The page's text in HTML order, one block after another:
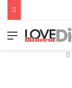
Menú